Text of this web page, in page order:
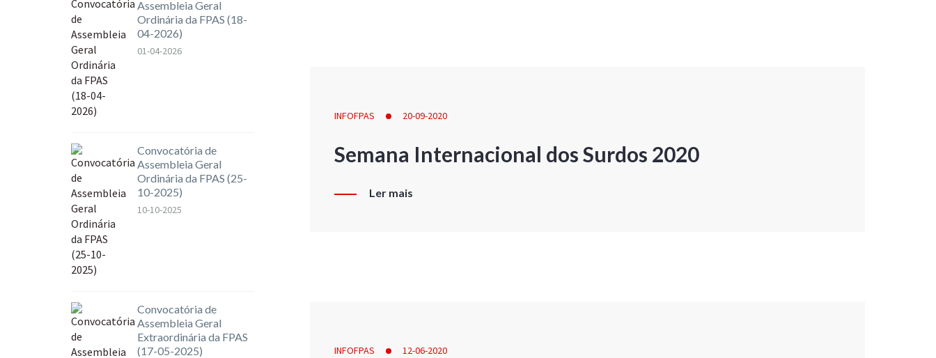
INFOFPAS 20-09-2020
Semana Internacional dos Surdos 2020
Ler mais
INFOFPAS 12-06-2020
Assembleia Geral
Ordinária da FPAS (18-
04-2026)
01-04-2026
Convocatória de
Assembleia Geral
Ordinária da FPAS (25-
10-2025)
10-10-2025
Convocatória de
Assembleia Geral
Extraordinária da FPAS
(17-05-2025)